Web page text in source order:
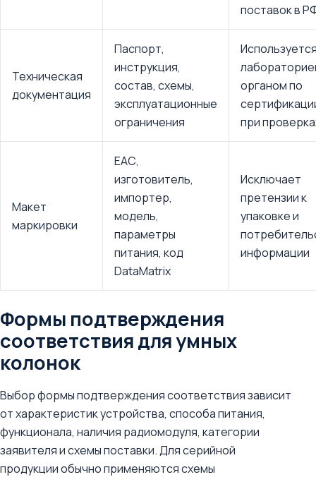
поставок в
Техническая
документация
Паспорт,
инструкция,
состав, схемы,
эксплуатационные
ограничения
органом по
при
Макет
маркировки
ЕАС,
изготовитель,
импортер,
модель,
параметры
питания, код
DataMatrix
Исключает
претензии к
упаковке и
информации
Формы подтверждения
соответствия для умных
колонок
Выбор формы подтверждения соответствия зависит
от характеристик устройства, способа питания,
функционала, наличия радиомодуля, категории
заявителя и схемы поставки. Для серийной
продукции обычно применяются схемы